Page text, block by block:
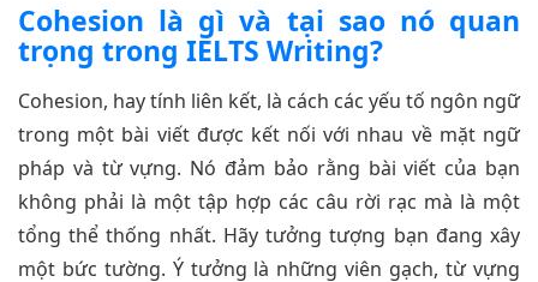
Cohesion là gì và tại sao nó quan
trọng trong IELTS Writing?
Cohesion, hay tính liên kết, là cách các yếu tố ngôn ngữ
trong một bài viết được kết nối với nhau về mặt ngữ
pháp và từ vựng. Nó đảm bảo rằng bài viết của bạn
không phải là một tập hợp các câu rời rạc mà là một
tổng thể thống nhất. Hãy tưởng tượng bạn đang xây
một bức tường. Ý tưởng là những viên gạch, từ vựng